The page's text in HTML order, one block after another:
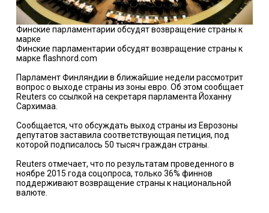
Финские парламентарии обсудят возвращение страны к
марке
Финские парламентарии обсудят возвращение страны к
марке flashnord.com
Парламент Финляндии в ближайшие недели рассмотрит
вопрос о выходе страны из зоны евро. Об этом сообщает
Reuters со ссылкой на секретаря парламента Йоханну
Сархимаа.
Сообщается, что обсуждать выход страны из Еврозоны
депутатов заставила соответствующая петиция, под
которой подписалось 50 тысяч граждан страны.
Reuters отмечает, что по результатам проведенного в
ноябре 2015 года соцопроса, только 36% финнов
поддерживают возвращение страны к национальной
валюте.